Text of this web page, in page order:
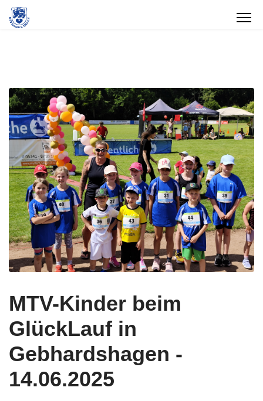
MTV-Kinder beim
GlückLauf in
Gebhardshagen -
14.06.2025